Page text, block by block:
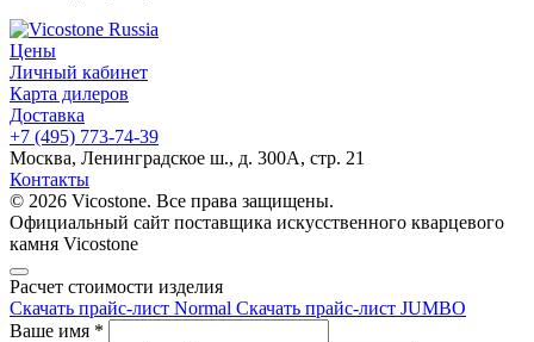
Цены
Личный кабинет
Карта дилеров
Доставка
+7 (495) 773-74-39
Москва, Ленинградское ш., д. 300А, стр. 21
Контакты
© 2026 Vicostone. Все права защищены.
Официальный сайт поставщика искусственного кварцевого
камня Vicostone
Расчет стоимости изделия
Скачать прайс-лист Normal Скачать прайс-лист JUMBO
Ваше имя *